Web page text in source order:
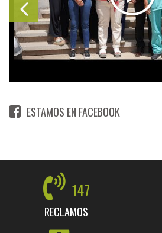
ESTAMOS EN FACEBOOK
147
RECLAMOS